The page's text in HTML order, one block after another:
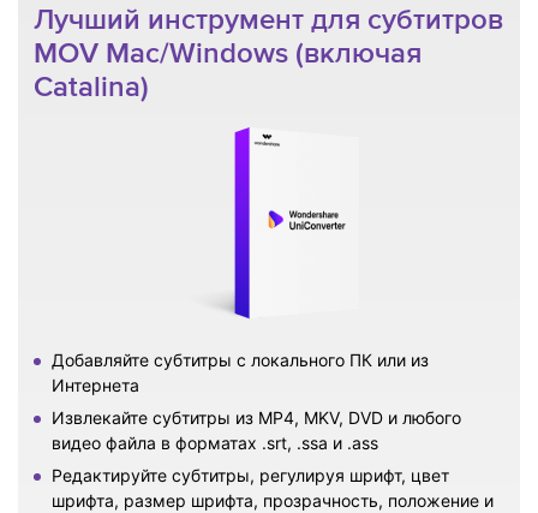
Лучший инструмент для субтитров
MOV Mac/Windows (включая
Catalina)
Добавляйте субтитры с локального ПК или из
Интернета
Извлекайте субтитры из MP4, MKV, DVD и любого
видео файла в форматах .srt, .ssa и .ass
Редактируйте субтитры, регулируя шрифт, цвет
шрифта, размер шрифта, прозрачность, положение и